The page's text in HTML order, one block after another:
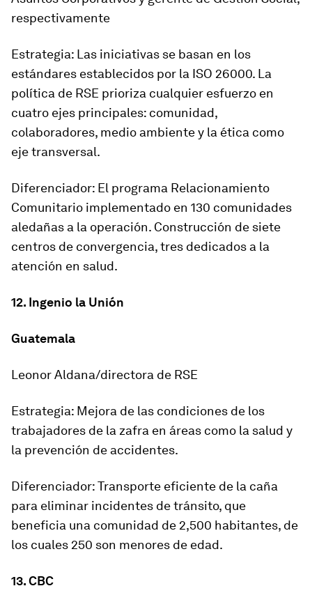
respectivamente
Estrategia: Las iniciativas se basan en los
estándares establecidos por la ISO 26000. La
política de RSE prioriza cualquier esfuerzo en
cuatro ejes principales: comunidad,
colaboradores, medio ambiente y la ética como
eje transversal.
Diferenciador: El programa Relacionamiento
Comunitario implementado en 130 comunidades
aledañas a la operación. Construcción de siete
centros de convergencia, tres dedicados a la
atención en salud.
12. Ingenio la Unión
Guatemala
Leonor Aldana/directora de RSE
Estrategia: Mejora de las condiciones de los
trabajadores de la zafra en áreas como la salud y
la prevención de accidentes.
Diferenciador: Transporte eficiente de la caña
para eliminar incidentes de tránsito, que
beneficia una comunidad de 2,500 habitantes, de
los cuales 250 son menores de edad.
13. CBC